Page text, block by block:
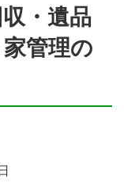
・遺品
管理の